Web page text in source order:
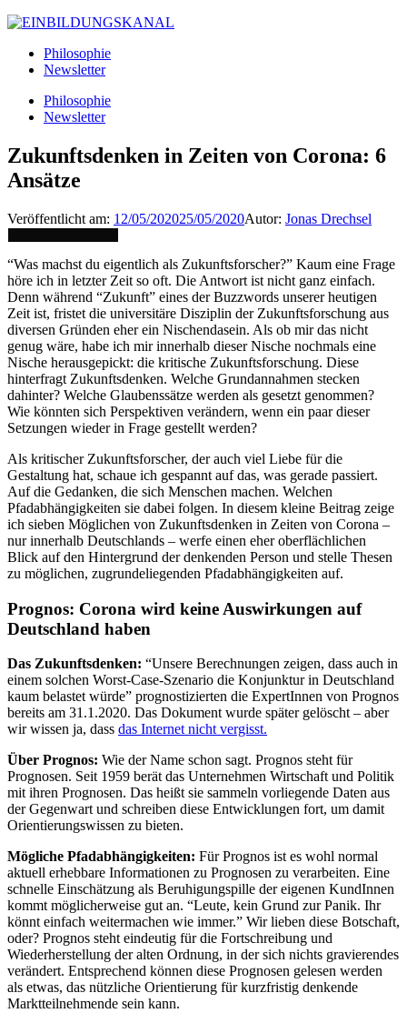
Philosophie
Newsletter
Philosophie
Newsletter
Zukunftsdenken in Zeiten von Corona: 6
Ansätze
Veröffentlicht am: 12/05/202025/05/2020Autor: Jonas Drechsel
“Was machst du eigentlich als Zukunftsforscher?” Kaum eine Frage
höre ich in letzter Zeit so oft. Die Antwort ist nicht ganz einfach.
Denn während “Zukunft” eines der Buzzwords unserer heutigen
Zeit ist, fristet die universitäre Disziplin der Zukunftsforschung aus
diversen Gründen eher ein Nischendasein. Als ob mir das nicht
genug wäre, habe ich mir innerhalb dieser Nische nochmals eine
Nische herausgepickt: die kritische Zukunftsforschung. Diese
hinterfragt Zukunftsdenken. Welche Grundannahmen stecken
dahinter? Welche Glaubenssätze werden als gesetzt genommen?
Wie könnten sich Perspektiven verändern, wenn ein paar dieser
Setzungen wieder in Frage gestellt werden?
Als kritischer Zukunftsforscher, der auch viel Liebe für die
Gestaltung hat, schaue ich gespannt auf das, was gerade passiert.
Auf die Gedanken, die sich Menschen machen. Welchen
Pfadabhängigkeiten sie dabei folgen. In diesem kleine Beitrag zeige
ich sieben Möglichen von Zukunftsdenken in Zeiten von Corona –
nur innerhalb Deutschlands – werfe einen eher oberflächlichen
Blick auf den Hintergrund der denkenden Person und stelle Thesen
zu möglichen, zugrundeliegenden Pfadabhängigkeiten auf.
Prognos: Corona wird keine Auswirkungen auf
Deutschland haben
Das Zukunftsdenken: “Unsere Berechnungen zeigen, dass auch in
einem solchen Worst-Case-Szenario die Konjunktur in Deutschland
kaum belastet würde” prognostizierten die ExpertInnen von Prognos
bereits am 31.1.2020. Das Dokument wurde später gelöscht – aber
wir wissen ja, dass das Internet nicht vergisst.
Über Prognos: Wie der Name schon sagt. Prognos steht für
Prognosen. Seit 1959 berät das Unternehmen Wirtschaft und Politik
mit ihren Prognosen. Das heißt sie sammeln vorliegende Daten aus
der Gegenwart und schreiben diese Entwicklungen fort, um damit
Orientierungswissen zu bieten.
Mögliche Pfadabhängigkeiten: Für Prognos ist es wohl normal
aktuell erhebbare Informationen zu Prognosen zu verarbeiten. Eine
schnelle Einschätzung als Beruhigungspille der eigenen KundInnen
kommt möglicherweise gut an. “Leute, kein Grund zur Panik. Ihr
könnt einfach weitermachen wie immer.” Wir lieben diese Botschaft,
oder? Prognos steht eindeutig für die Fortschreibung und
Wiederherstellung der alten Ordnung, in der sich nichts gravierendes
verändert. Entsprechend können diese Prognosen gelesen werden
als etwas, das nützliche Orientierung für kurzfristig denkende
Marktteilnehmende sein kann.